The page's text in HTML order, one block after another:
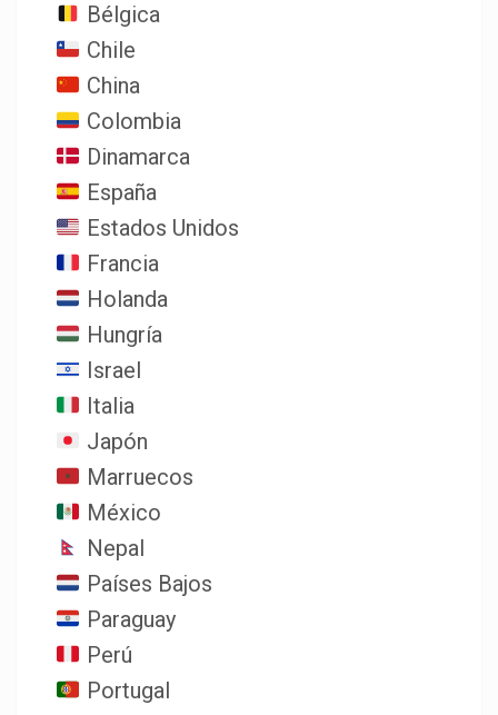
Bélgica
Chile
China
Colombia
Dinamarca
España
Estados Unidos
Francia
Holanda
Hungría
Israel
Italia
Japón
Marruecos
México
Nepal
Países Bajos
Paraguay
Perú
Portugal